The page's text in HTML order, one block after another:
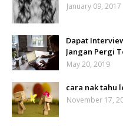
January 09, 2017
Dapat
Jangan Pergi
May 20, 2019
cara nak tahu
November 17,